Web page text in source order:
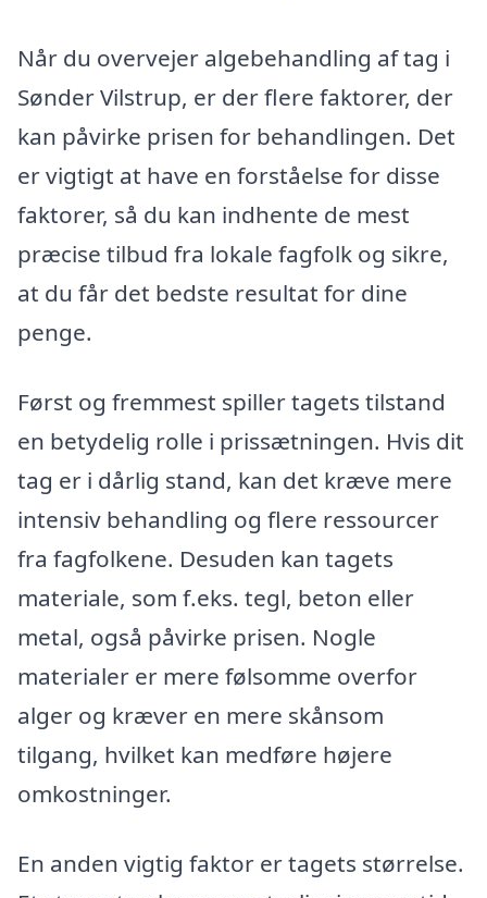
Når du overvejer algebehandling af tag i
Sønder Vilstrup, er der flere faktorer, der
kan påvirke prisen for behandlingen. Det
er vigtigt at have en forståelse for disse
faktorer, så du kan indhente de mest
præcise tilbud fra lokale fagfolk og sikre,
at du får det bedste resultat for dine
penge.
Først og fremmest spiller tagets tilstand
en betydelig rolle i prissætningen. Hvis dit
tag er i dårlig stand, kan det kræve mere
intensiv behandling og flere ressourcer
fra fagfolkene. Desuden kan tagets
materiale, som f.eks. tegl, beton eller
metal, også påvirke prisen. Nogle
materialer er mere følsomme overfor
alger og kræver en mere skånsom
tilgang, hvilket kan medføre højere
omkostninger.
En anden vigtig faktor er tagets størrelse.